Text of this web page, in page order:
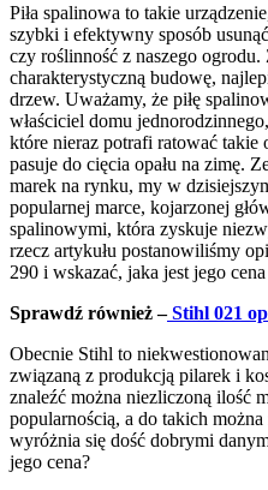
Piła spalinowa to takie
szybki i efektywny sposób
czy roślinność z naszego
charakterystyczną budowę,
drzew. Uważamy, że piłę
właściciel domu
które nieraz potrafi ratować takie
pasuje do cięcia opału na zimę.
marek na rynku, my w
popularnej marce, kojarzonej
spalinowymi, która zyskuje
rzecz artykułu postanowiliśmy
290 i wskazać, jaka jest jego
Sprawdź również – Stihl 021
Obecnie Stihl to
związaną z produkcją pilarek i
znaleźć można niezliczoną ilość
popularnością, a do takich
wyróżnia się dość dobrymi
jego cena?